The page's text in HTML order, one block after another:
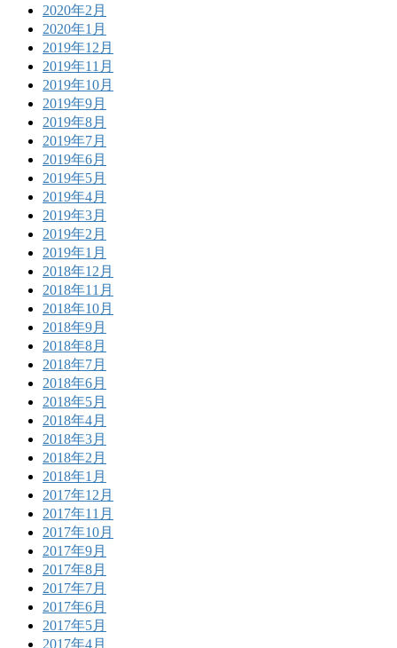
2020年2月
2020年1月
2019年12月
2019年11月
2019年10月
2019年9月
2019年8月
2019年7月
2019年6月
2019年5月
2019年4月
2019年3月
2019年2月
2019年1月
2018年12月
2018年11月
2018年10月
2018年9月
2018年8月
2018年7月
2018年6月
2018年5月
2018年4月
2018年3月
2018年2月
2018年1月
2017年12月
2017年11月
2017年10月
2017年9月
2017年8月
2017年7月
2017年6月
2017年5月
2017年4月